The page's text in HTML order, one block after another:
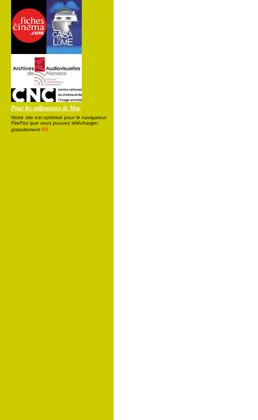
Pour les utilisateurs de Mac
Notre site est optimisé pour le navigateur
FireFox que vous pouvez télécharger
gratuitement ici